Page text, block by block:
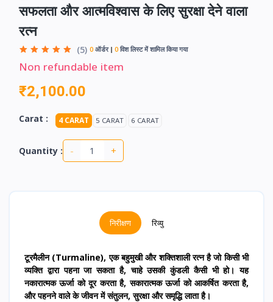
सफलता और आत्मविश्वास के लिए सुरक्षा देने वाला
रत्न
(5) 0 ऑर्डर 0 विश लिस्ट में शामिल किया गया
Non refundable item
₹2,100.00
Carat : 4 CARAT 5 CARAT 6 CARAT
Quantity : - +
निरीक्षण रिव्यु
टूरमैलीन (Turmaline), एक बहुमुखी और शक्तिशाली रत्न है जो किसी भी
व्यक्ति द्वारा पहना जा सकता है, चाहे उसकी कुंडली कैसी भी हो। यह
नकारात्मक ऊर्जा को दूर करता है, सकारात्मक ऊर्जा को आकर्षित करता है,
और पहनने वाले के जीवन में संतुलन, सुरक्षा और समृद्धि लाता है।